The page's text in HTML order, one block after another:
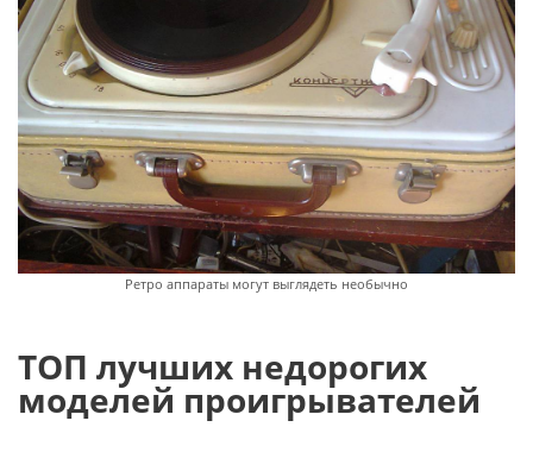
Ретро аппараты могут выглядеть необычно
ТОП лучших недорогих
моделей проигрывателей